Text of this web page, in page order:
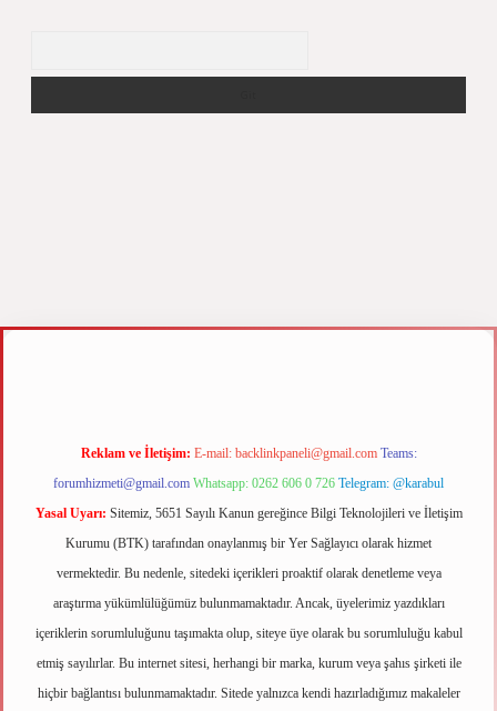
m elexbet
Reklam ve İletişim: E-mail: backlinkpaneli@gmail.com Teams:
forumhizmeti@gmail.com Whatsapp: 0262 606 0 726 Telegram: @karabul
Yasal Uyarı: Sitemiz, 5651 Sayılı Kanun gereğince Bilgi Teknolojileri ve İletişim
Kurumu (BTK) tarafından onaylanmış bir Yer Sağlayıcı olarak hizmet
vermektedir. Bu nedenle, sitedeki içerikleri proaktif olarak denetleme veya
araştırma yükümlülüğümüz bulunmamaktadır. Ancak, üyelerimiz yazdıkları
içeriklerin sorumluluğunu taşımakta olup, siteye üye olarak bu sorumluluğu kabul
etmiş sayılırlar. Bu internet sitesi, herhangi bir marka, kurum veya şahıs şirketi ile
hiçbir bağlantısı bulunmamaktadır. Sitede yalnızca kendi hazırladığımız makaleler